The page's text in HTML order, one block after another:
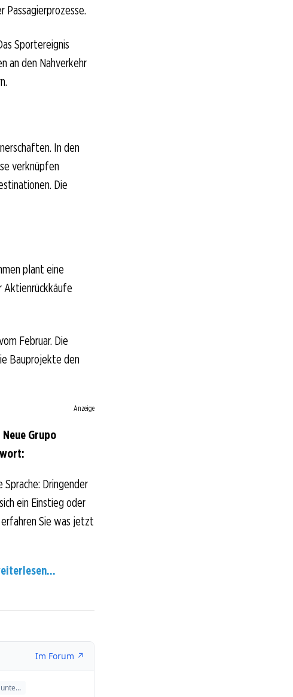
Passagierprozesse.
Sportereignis
an den Nahverkehr
In den
verknüpfen
Die
plant eine
Aktienrückkäufe
Februar. Die
Bauprojekte den
Anzeige
Grupo
Dringender
ein Einstieg oder
Sie was jetzt